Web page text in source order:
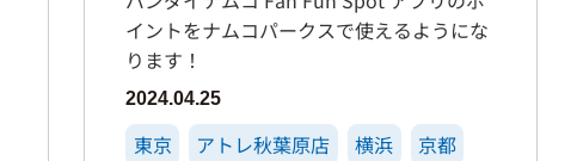
イントをナムコパークスで使えるようにな
ります！
2024.04.25
東京 アトレ秋葉原店 横浜
京都